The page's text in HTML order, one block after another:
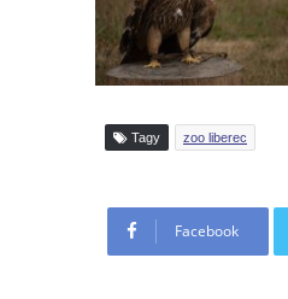
Tagy zoo liberec
Facebook